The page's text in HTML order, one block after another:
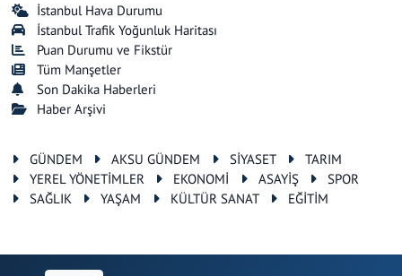
İstanbul Hava Durumu
İstanbul Trafik Yoğunluk Haritası
Puan Durumu ve Fikstür
Tüm Manşetler
Son Dakika Haberleri
Haber Arşivi
GÜNDEM AKSU GÜNDEM SİYASET
TARIM
YEREL YÖNETİMLER
EKONOMİ ASAYİŞ
SPOR
SAĞLIK
YAŞAM KÜLTÜR SANAT EĞİTİM